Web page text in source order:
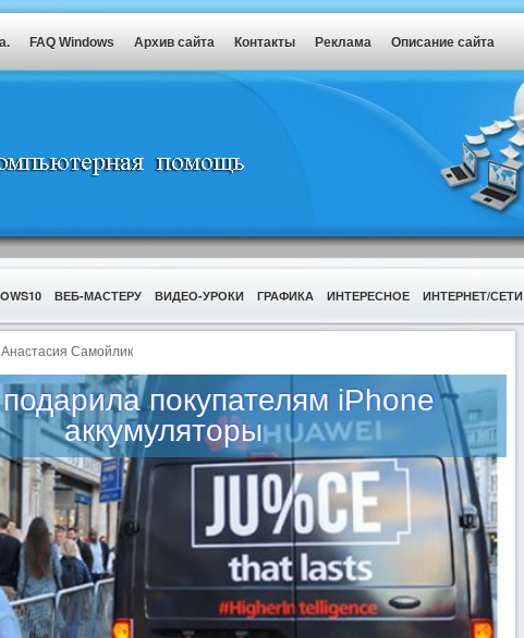
FAQ Windows Архив сайта Контакты Реклама Описание сайта
ВЕБ-МАСТЕРУ ВИДЕО-УРОКИ ГРАФИКА ИНТЕРЕСНОЕ ИНТЕРНЕТ/СЕТИ
Анастасия Самойлик
покупателям iPhone
аккумуляторы